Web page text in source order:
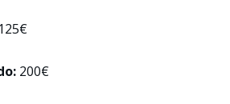
125€
200€